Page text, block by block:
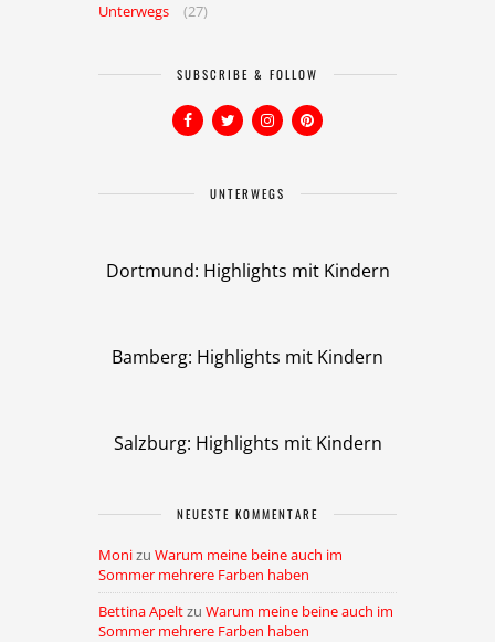
Unterwegs
(27)
SUBSCRIBE & FOLLOW
UNTERWEGS
Dortmund: Highlights mit Kindern
Bamberg: Highlights mit Kindern
Salzburg: Highlights mit Kindern
NEUESTE KOMMENTARE
Monizu Warum meine beine auch im
Sommer mehrere Farben haben
Bettina Apeltzu Warum meine beine auch im
Sommer mehrere Farben haben